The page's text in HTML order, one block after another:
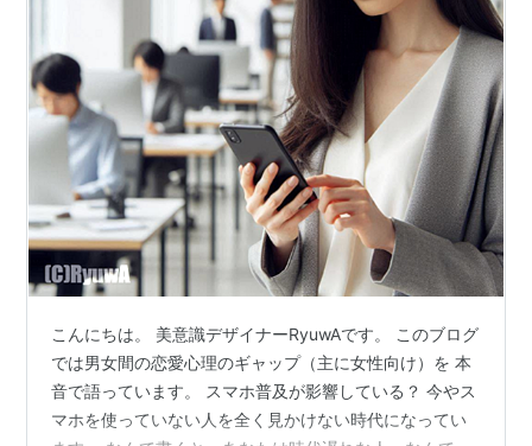
こんにちは。 美意識デザイナーRyuwAです。 このブログ
では男女間の恋愛心理のギャップ（主に女性向け）を 本
音で語っています。 スマホ普及が影響している？ 今やス
マホを使っていない人を全く見かけない時代になってい